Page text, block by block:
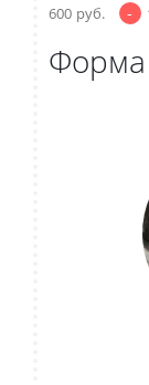
600 руб. -
Форма